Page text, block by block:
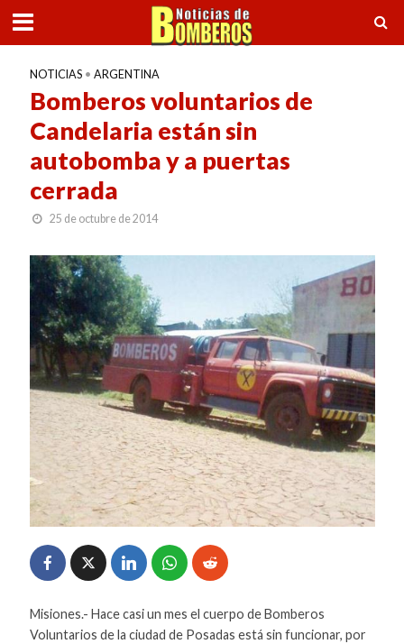
NOTICIAS • ARGENTINA
Bomberos voluntarios de
Candelaria están sin
autobomba y a puertas
cerrada
25 de octubre de 2014
Misiones.- Hace casi un mes el cuerpo de Bomberos
Voluntarios de la ciudad de Posadas está sin funcionar, por